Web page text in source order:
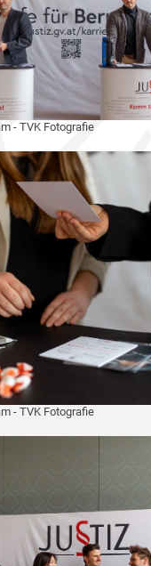
- TVK Fotografie
- TVK Fotografie